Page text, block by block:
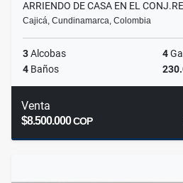
ARRIENDO DE CASA EN EL
Cajicá, Cundinamarca, Colombia
3Alcobas 4
4 Baños
Venta
$8.500.000COP